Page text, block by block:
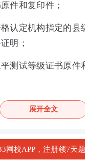
件和复印件；
格认定机构指定的
明；
测试等级证书原件
相应公告为准。
展开全文
网校APP，注册领7天